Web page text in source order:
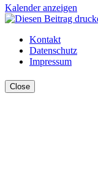
Kalender anzeigen
Kontakt
Datenschutz
Impressum
Close